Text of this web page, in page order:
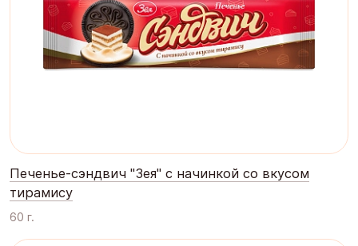
Печенье-сэндвич "Зея" с начинкой со вкусом
тирамису
60 г.